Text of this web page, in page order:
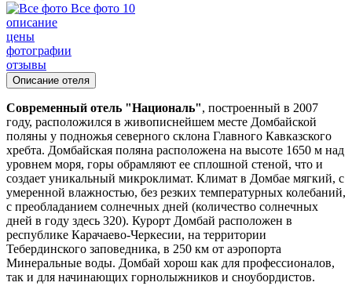
Все фото 10
описание
цены
фотографии
отзывы
Описание отеля
Современный отель "Националь", построенный в 2007
году, расположился в живописнейшем месте Домбайской
поляны у подножья северного склона Главного Кавказского
хребта. Домбайская поляна расположена на высоте 1650 м над
уровнем моря, горы обрамляют ее сплошной стеной, что и
создает уникальный микроклимат. Климат в Домбае мягкий, с
умеренной влажностью, без резких температурных колебаний,
с преобладанием солнечных дней (количество солнечных
дней в году здесь 320). Курорт Домбай расположен в
республике Карачаево-Черкесии, на территории
Тебердинского заповедника, в 250 км от аэропорта
Минеральные воды. Домбай хорош как для профессионалов,
так и для начинающих горнолыжников и сноубордистов.